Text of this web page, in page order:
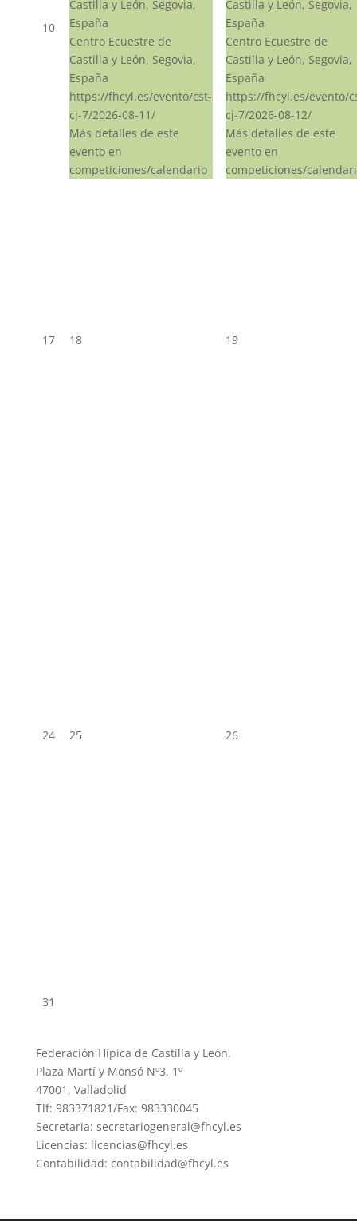
10
Castilla y León, Segovia,
España
Centro Ecuestre de
Castilla y León, Segovia,
España
https://fhcyl.es/evento/cst-
cj-7/2026-08-11/
Más detalles de este
evento en
competiciones/calendario
Castilla y León, Segovia,
España
Centro Ecuestre de
Castilla y León, Segovia,
España
https://fhcyl.es/evento/
cj-7/2026-08-12/
Más detalles de este
evento en
competiciones/
17 18 19
24 25 26
31
Federación Hípica de Castilla y León.
Plaza Martí y Monsó Nº3, 1º
47001, Valladolid
Tlf: 983371821/Fax: 983330045
Secretaria: secretariogeneral@fhcyl.es
Licencias: licencias@fhcyl.es
Contabilidad: contabilidad@fhcyl.es